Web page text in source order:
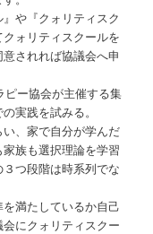
や『クォリティスク
ォリティスクールを
されれば協議会へ申
ピー協会が主催する集
実践を試みる。
、家で自分が学んだ
族も選択理論を学習
つ段階は時系列でな
満たしているか自己
にクォリティスクー